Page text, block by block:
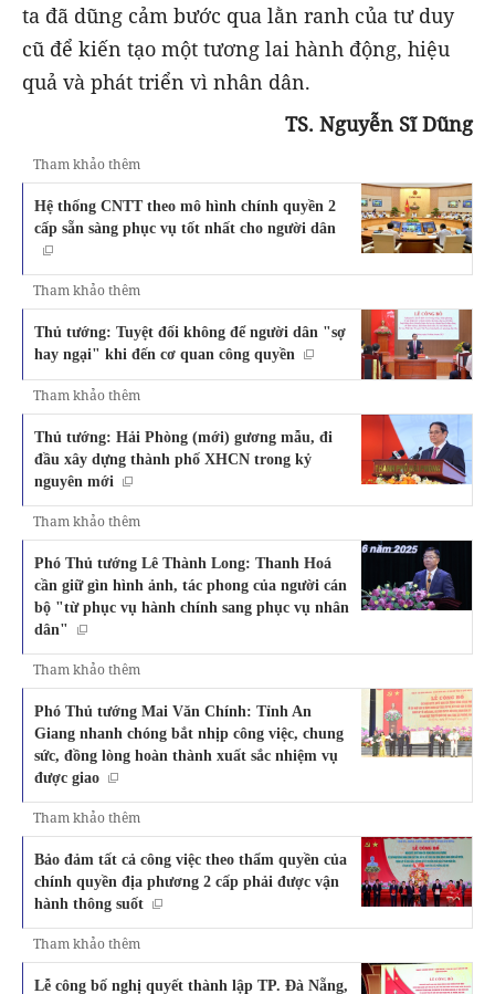
ta đã dũng cảm bước qua lằn ranh của tư duy
cũ để kiến tạo một tương lai hành động, hiệu
quả và phát triển vì nhân dân.
TS. Nguyễn Sĩ Dũng
Tham khảo thêm
Hệ thống CNTT theo mô hình chính quyền 2
cấp sẵn sàng phục vụ tốt nhất cho người dân
Tham khảo thêm
Thủ tướng: Tuyệt đối không để người dân "sợ
hay ngại" khi đến cơ quan công quyền
Tham khảo thêm
Thủ tướng: Hải Phòng (mới) gương mẫu, đi
đầu xây dựng thành phố XHCN trong kỷ
nguyên mới
Tham khảo thêm
Phó Thủ tướng Lê Thành Long: Thanh Hoá
cần giữ gìn hình ảnh, tác phong của người cán
bộ "từ phục vụ hành chính sang phục vụ nhân
dân"
Tham khảo thêm
Phó Thủ tướng Mai Văn Chính: Tỉnh An
Giang nhanh chóng bắt nhịp công việc, chung
sức, đồng lòng hoàn thành xuất sắc nhiệm vụ
được giao
Tham khảo thêm
Bảo đảm tất cả công việc theo thẩm quyền của
chính quyền địa phương 2 cấp phải được vận
hành thông suốt
Tham khảo thêm
Lễ công bố nghị quyết thành lập TP. Đà Nẵng,